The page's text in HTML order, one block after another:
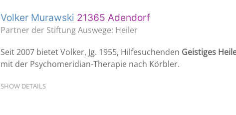
Volker Murawski 21365 Adendorf
Partner der Stiftung Auswege: Heiler
Seit 2007 bietet Volker, Jg. 1955, Hilfesuchenden Geistiges
mit der Psychomeridian-Therapie nach Körbler.
SHOW DETAILS